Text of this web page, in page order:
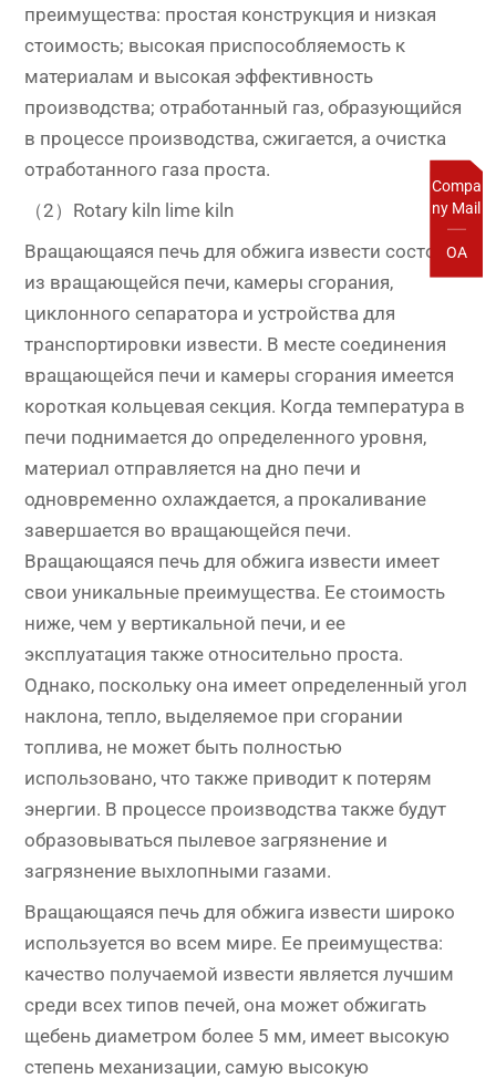
Compa
ny Mail
OA
преимущества: простая конструкция и низкая
стоимость; высокая приспособляемость к
материалам и высокая эффективность
производства; отработанный газ, образующийся
в процессе производства, сжигается, а очистка
отработанного газа проста.
（2）Rotary kiln lime kiln
Вращающаяся печь для обжига извести состоит
из вращающейся печи, камеры сгорания,
циклонного сепаратора и устройства для
транспортировки извести. В месте соединения
вращающейся печи и камеры сгорания имеется
короткая кольцевая секция. Когда температура в
печи поднимается до определенного уровня,
материал отправляется на дно печи и
одновременно охлаждается, а прокаливание
завершается во вращающейся печи.
Вращающаяся печь для обжига извести имеет
свои уникальные преимущества. Ее стоимость
ниже, чем у вертикальной печи, и ее
эксплуатация также относительно проста.
Однако, поскольку она имеет определенный угол
наклона, тепло, выделяемое при сгорании
топлива, не может быть полностью
использовано, что также приводит к потерям
энергии. В процессе производства также будут
образовываться пылевое загрязнение и
загрязнение выхлопными газами.
Вращающаяся печь для обжига извести широко
используется во всем мире. Ее преимущества:
качество получаемой извести является лучшим
среди всех типов печей, она может обжигать
щебень диаметром более 5 мм, имеет высокую
степень механизации, самую высокую